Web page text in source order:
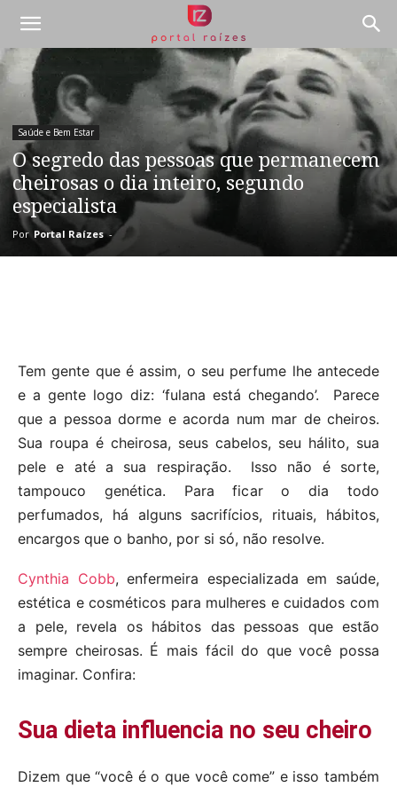
Saúde e Bem Estar
O segredo das pessoas que permanecem
cheirosas o dia inteiro, segundo
especialista
Por Portal Raízes -
Tem gente que é assim, o seu perfume lhe antecede
e a gente logo diz: ‘fulana está chegando’. Parece
que a pessoa dorme e acorda num mar de cheiros.
Sua roupa é cheirosa, seus cabelos, seu hálito, sua
pele e até a sua respiração. Isso não é sorte,
tampouco genética. Para ficar o dia todo
perfumados, há alguns sacrifícios, rituais, hábitos,
encargos que o banho, por si só, não resolve.
Cynthia Cobb, enfermeira especializada em saúde,
estética e cosméticos para mulheres e cuidados com
a pele, revela os hábitos das pessoas que estão
sempre cheirosas. É mais fácil do que você possa
imaginar. Confira:
Sua dieta influencia no seu cheiro
Dizem que “você é o que você come” e isso também